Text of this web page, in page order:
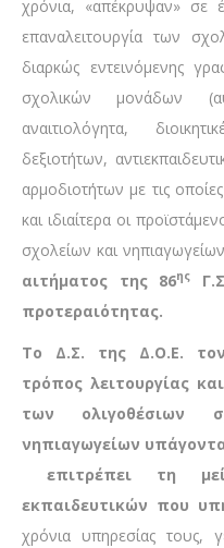
χρόνια, «απέκρυψαν» σε
επαναλειτουργία των
διαρκώς εντεινόμενης
σχολικών μονάδων
αναιτιολόγητα,
δεξιοτήτων,
αρμοδιοτήτων με τις
και ιδιαίτερα οι
σχολείων και
αιτήματος της 86ης
προτεραιότητας.
Το Δ.Σ. της Δ.Ο.Ε.
τρόπος λειτουργίας
των ολιγοθέσιων
νηπιαγωγείων
επιτρέπει τη
εκπαιδευτικών που
χρόνια υπηρεσίας τους,